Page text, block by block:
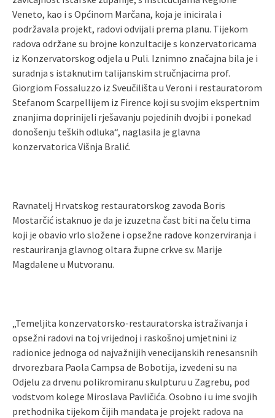
Veneto, kao i s Općinom Marčana, koja je inicirala i
podržavala projekt, radovi odvijali prema planu. Tijekom
radova održane su brojne konzultacije s konzervatoricama
iz Konzervatorskog odjela u Puli. Iznimno značajna bila je i
suradnja s istaknutim talijanskim stručnjacima prof.
Giorgiom Fossaluzzo iz Sveučilišta u Veroni i restauratorom
Stefanom Scarpellijem iz Firence koji su svojim ekspertnim
znanjima doprinijeli rješavanju pojedinih dvojbi i ponekad
donošenju teških odluka“, naglasila je glavna
konzervatorica Višnja Bralić.
Ravnatelj Hrvatskog restauratorskog zavoda Boris
Mostarčić istaknuo je da je izuzetna čast biti na čelu tima
koji je obavio vrlo složene i opsežne radove konzerviranja i
restauriranja glavnog oltara župne crkve sv. Marije
Magdalene u Mutvoranu.
„Temeljita konzervatorsko-restauratorska istraživanja i
opsežni radovi na toj vrijednoj i raskošnoj umjetnini iz
radionice jednoga od najvažnijih venecijanskih renesansnih
drvorezbara Paola Campsa de Bobotija, izvedeni su na
Odjelu za drvenu polikromiranu skulpturu u Zagrebu, pod
vodstvom kolege Miroslava Pavličića. Osobno i u ime svojih
prethodnika tijekom čijih mandata je projekt radova na